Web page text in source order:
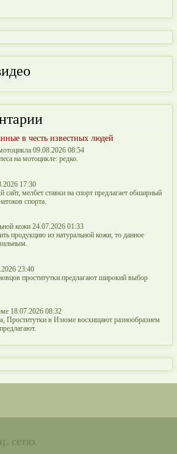
в честь известных людей
09.08.2026 08:54
на мотоцикле: редко.
17:30
сайт, мелбет ставки на спорт предлагает обширный
спорта.
кожи 24.07.2026 01:33
продукцию из натуральной кожи, то данное
23:40
проститутки предлагают широкий выбор
18.07.2026 08:32
Проститутки в Изюме восхищают разнообразием
сетях